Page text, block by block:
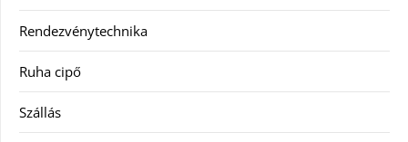
Rendezvénytechnika
Ruha cipő
Szállás